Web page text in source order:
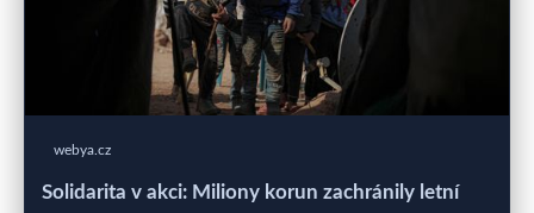
webya.cz
Solidarita v akci: Miliony korun zachránily letní